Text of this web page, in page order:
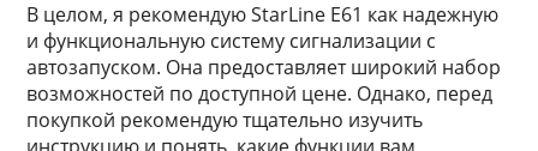
В целом, я рекомендую StarLine E61 как надежную
и функциональную систему сигнализации с
автозапуском. Она предоставляет широкий набор
возможностей по доступной цене. Однако, перед
покупкой рекомендую тщательно изучить